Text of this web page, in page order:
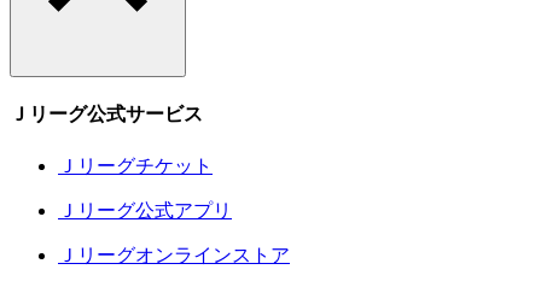
Ｊリーグ公式サービス
Ｊリーグチケット
Ｊリーグ公式アプリ
Ｊリーグオンラインストア